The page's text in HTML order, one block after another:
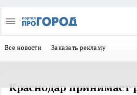
Все новости Заказать рекламу
Краснодар принимает